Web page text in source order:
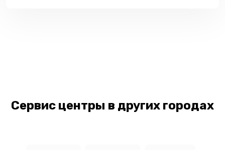
Сервис центры в других городах